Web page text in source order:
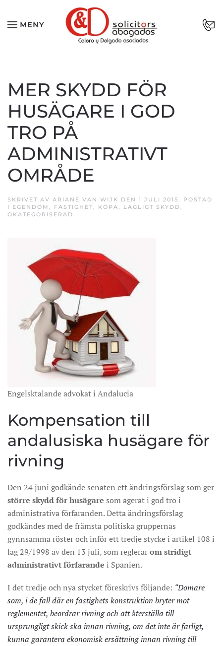
Skip to main content
MENY
MER SKYDD FÖR
HUSÄGARE I GOD
TRO PÅ
ADMINISTRATIVT
OMRÅDE
SKRIVET AV ARIANE VAN WIJK DEN 1 JULI 2015. POSTAD
I EGENDOM , FASTIGHET, KÖPA, LAGLIGT SKYDD,
OKATEGORISERAD.
Engelsktalande advokat i Andalucia
Kompensation till
andalusiska husägare för
rivning
Den 24 juni godkände senaten ett ändringsförslag som ger
större skydd för husägare som agerat i god tro i
administrativa förfaranden. Detta ändringsförslag
godkändes med de främsta politiska gruppernas
gynnsamma röster och inför ett tredje stycke i artikel 108 i
lag 29/1998 av den 13 juli, som reglerarom stridigt
administrativt förfarande i Spanien.
I det tredje och nya stycket föreskrivs följande: “Domare
som, i de fall där en fastighets konstruktion bryter mot
reglementet, beordrar rivning och attåterställa till
ursprungligt skick ska innan rivning, om det inte är farligt,
kunna garantera ekonomisk ersättning innan rivning till